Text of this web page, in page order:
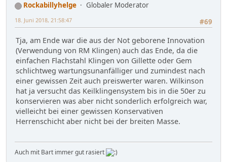
Rockabillyhelge
Globaler Moderator
#69
18. Juni 2018, 21:58:47
Tja, am Ende war die aus der Not geborene Innovation
(Verwendung von RM Klingen) auch das Ende, da die
einfachen Flachstahl Klingen von Gillette oder Gem
schlichtweg wartungsunanfälliger und zumindest nach
einer gewissen Zeit auch preiswerter waren. Wilkinson
hat ja versucht das Keilklingensystem bis in die 50er zu
konservieren was aber nicht sonderlich erfolgreich war,
vielleicht bei einer gewissen Konservativen
Herrenschicht aber nicht bei der breiten Masse.
Auch mit Bart immer gut rasiert